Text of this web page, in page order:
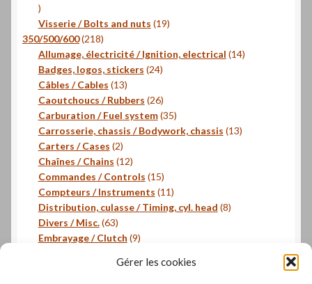
Gérer les cookies
16
produits
Visserie / Bolts and nuts 1919
350/500/600 218218
produits
Allumage, électricité / Ignition, electrical 1414
Badges, logos, stickers 2424
Câbles / Cables 1313
produits
Caoutchoucs / Rubbers 2626
produits
Carburation / Fuel system 3535
produits
Carrosserie, chassis / Bodywork, chassis 1313
Carters / Cases 22
produits
Chaînes / Chains 1212
produits
Commandes / Controls 1515
produits
Compteurs / Instruments 1111
produits
Distribution, culasse / Timing, cyl. head 88
Divers / Misc. 6363
produits
Embrayage / Clutch 99
produits
1818